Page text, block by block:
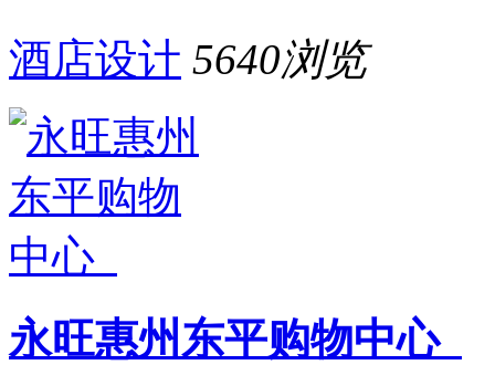
酒店设计 5640浏览
永旺惠州东平购物中心